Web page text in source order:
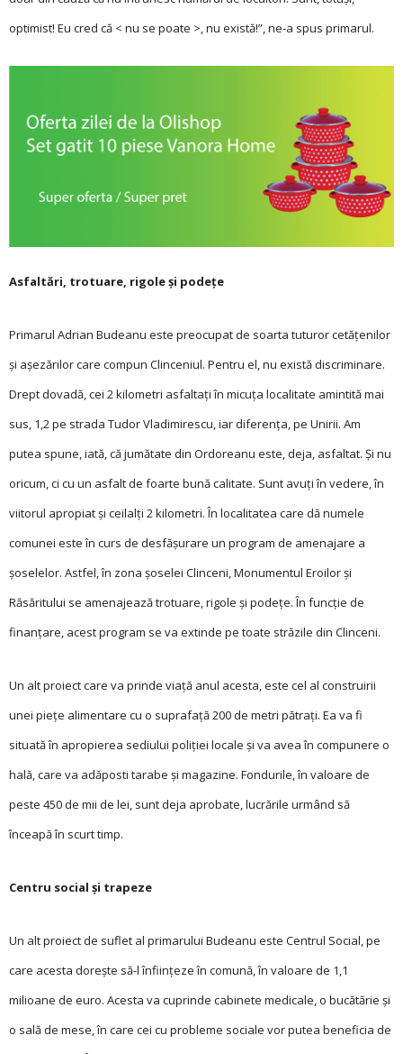
optimist! Eu cred că < nu se poate >, nu există!”, ne-a spus primarul.
Asfaltări, trotuare, rigole și podețe
Primarul Adrian Budeanu este preocupat de soarta tuturor cetățenilor
și așezărilor care compun Clinceniul. Pentru el, nu există discriminare.
Drept dovadă, cei 2 kilometri asfaltați în micuța localitate amintită mai
sus, 1,2 pe strada Tudor Vladimirescu, iar diferența, pe Unirii. Am
putea spune, iată, că jumătate din Ordoreanu este, deja, asfaltat. Și nu
oricum, ci cu un asfalt de foarte bună calitate. Sunt avuți în vedere, în
viitorul apropiat și ceilalți 2 kilometri. În localitatea care dă numele
comunei este în curs de desfășurare un program de amenajare a
șoselelor. Astfel, în zona șoselei Clinceni, Monumentul Eroilor și
Răsăritului se amenajează trotuare, rigole și podețe. În funcție de
finanțare, acest program se va extinde pe toate străzile din Clinceni.
Un alt proiect care va prinde viață anul acesta, este cel al construirii
unei piețe alimentare cu o suprafață 200 de metri pătrați. Ea va fi
situată în apropierea sediului poliției locale și va avea în compunere o
hală, care va adăposti tarabe și magazine. Fondurile, în valoare de
peste 450 de mii de lei, sunt deja aprobate, lucrările urmând să
înceapă în scurt timp.
Centru social și trapeze
Un alt proiect de suflet al primarului Budeanu este Centrul Social, pe
care acesta dorește să-l înființeze în comună, în valoare de 1,1
milioane de euro. Acesta va cuprinde cabinete medicale, o bucătărie și
o sală de mese, în care cei cu probleme sociale vor putea beneficia de